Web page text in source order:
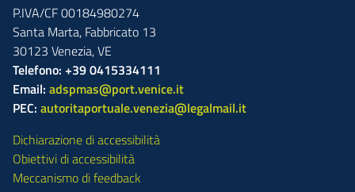
P.IVA/CF 00184980274
Santa Marta, Fabbricato 13
30123 Venezia,VE
Telefono: +39 0415334111
Email: adspmas@port.venice.it
PEC: autoritaportuale.venezia@legalmail.it
Dichiarazione di accessibilità
Obiettivi di accessibilità
Meccanismo di feedback